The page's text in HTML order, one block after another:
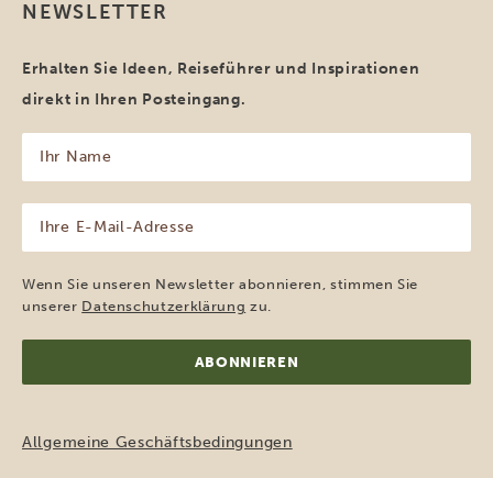
NEWSLETTER
Erhalten Sie Ideen, Reiseführer und Inspirationen
direkt in Ihren Posteingang.
Name
(erforderlich)
Mail-
Adresse
(erforderlich)
Wenn Sie unseren Newsletter abonnieren, stimmen Sie
unserer Datenschutzerklärung zu.
Allgemeine Geschäftsbedingungen